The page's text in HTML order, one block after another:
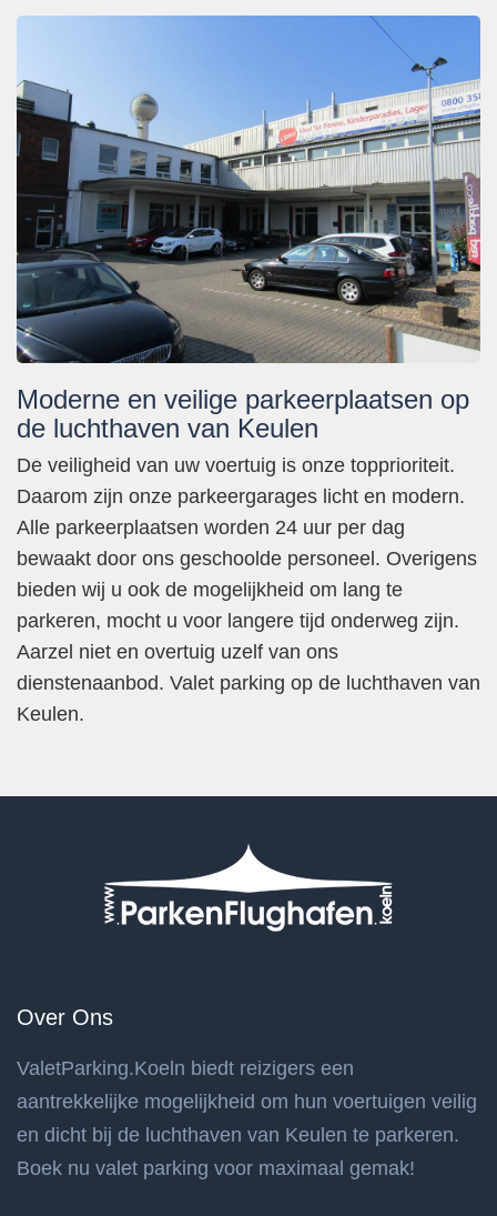
Moderne en veilige parkeerplaatsen op
de luchthaven van Keulen
De veiligheid van uw voertuig is onze topprioriteit.
Daarom zijn onze parkeergarages licht en modern.
Alle parkeerplaatsen worden 24 uur per dag
bewaakt door ons geschoolde personeel. Overigens
bieden wij u ook de mogelijkheid om lang te
parkeren, mocht u voor langere tijd onderweg zijn.
Aarzel niet en overtuig uzelf van ons
dienstenaanbod. Valet parking op de luchthaven van
Keulen.
Over Ons
ValetParking.Koeln biedt reizigers een
aantrekkelijke mogelijkheid om hun voertuigen veilig
en dicht bij de luchthaven van Keulen te parkeren.
Boek nu valet parking voor maximaal gemak!